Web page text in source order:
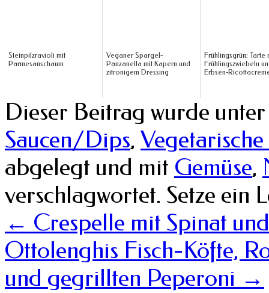
Steinpilzravioli mit
Parmesanschaum
Veganer Spargel-
Panzanella mit Kapern und
zitronigem Dressing
Frühlingsgrün: Tarte
Frühlingszwiebeln
Erbsen-
Dieser Beitrag wurde
Saucen/Dips,
abgelegt und mit Gemüse,
verschlagwortet. Setze ein
← Crespelle mit Spinat
Ottolenghis Fisch-Köfte,
und gegrillten Peperoni →